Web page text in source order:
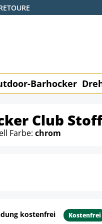
Barhocker
Club Stoff
Farbe: chrom
kostenfrei Kostenfrei